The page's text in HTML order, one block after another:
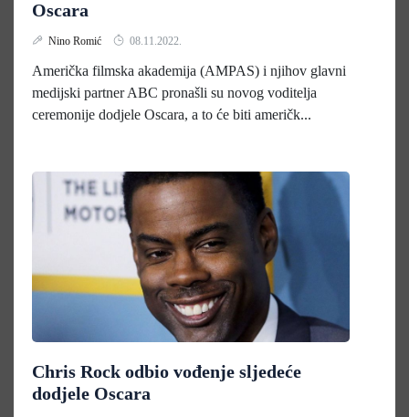
Oscara
Nino Romić 08.11.2022.
Američka filmska akademija (AMPAS) i njihov glavni
medijski partner ABC pronašli su novog voditelja
ceremonije dodjele Oscara, a to će biti američk...
Chris Rock odbio vođenje sljedeće
dodjele Oscara